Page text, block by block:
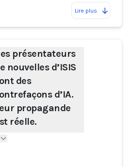
Lire plus
présentateurs
nouvelles d’ISIS
des
d’IA.
propagande
réelle.